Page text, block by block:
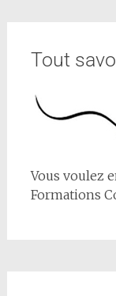
Tout
Vous voulez
Formations